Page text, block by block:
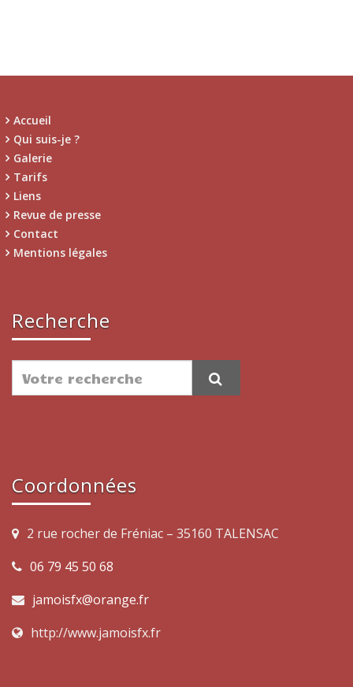
Accueil
Qui suis-je ?
Galerie
Tarifs
Liens
Revue de presse
Contact
Mentions légales
Recherche
Coordonnées
2 rue rocher de Fréniac – 35160 TALENSAC
06 79 45 50 68
jamoisfx@orange.fr
http://www.jamoisfx.fr